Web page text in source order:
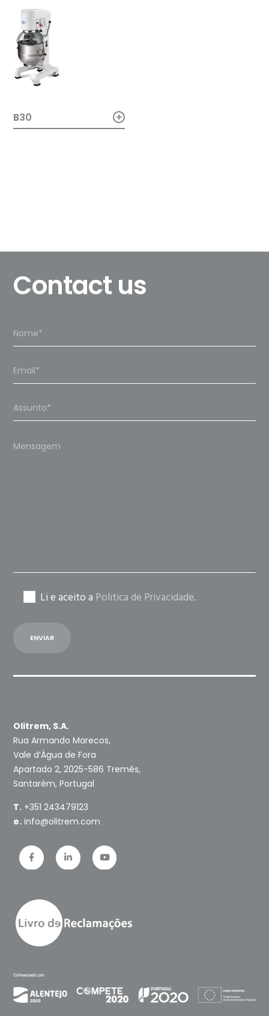
B30 +
Contact us
Please
Li e aceito a Politica de Privacidade.
Olitrem, S.A.
Rua Armando Marecos,
Vale d’Água de Fora
Apartado 2, 2025-586 Tremês,
Santarém, Portugal
T. +351 243479123
e. info@olitrem.com